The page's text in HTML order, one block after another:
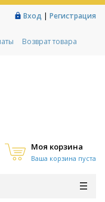
Вход | Регистрация
Возврат товара
Моя корзина
Ваша корзина пуста